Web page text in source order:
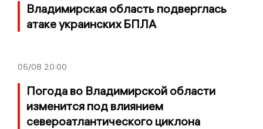
Владимирская область подверглась
атаке украинских БПЛА
05/08 20:00
Погода во Владимирской области
изменится под влиянием
североатлантического циклона